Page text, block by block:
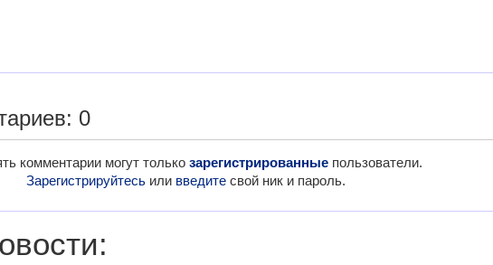
0
комментарии могут только зарегистрированные пользователи.
Зарегистрируйтесьили введитесвой ник и пароль.